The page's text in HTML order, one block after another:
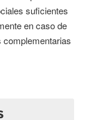
suficientes
en caso de